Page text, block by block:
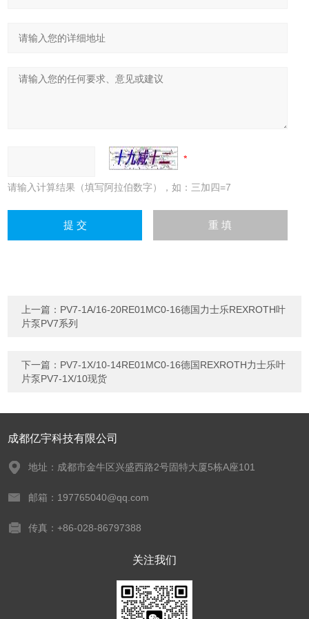
请输入计算结果（填写阿拉伯数字），如：三加四=7
上一篇： PV7-1A/16-20RE01MC0-16德国力士乐REXROTH叶
片泵PV7系列
下一篇： PV7-1X/10-14RE01MC0-16德国REXROTH力士乐叶
片泵PV7-1X/10现货
成都亿宇科技有限公司
地址：成都市金牛区兴盛西路2号固特大厦5栋A座101
邮箱：197765040@qq.com
传真：+86-028-86797388
关注我们